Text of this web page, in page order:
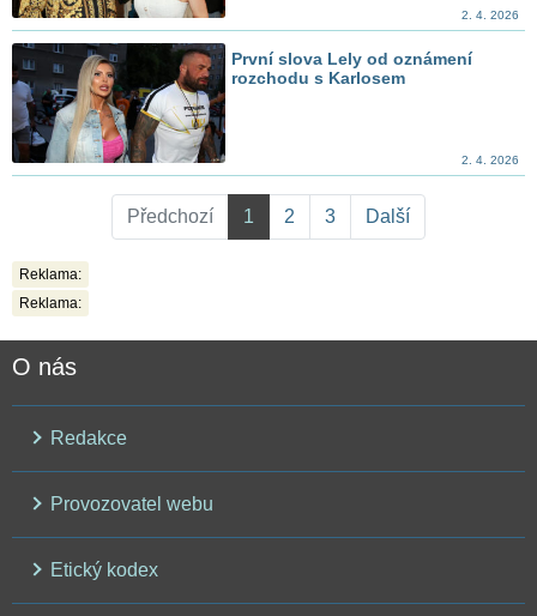
2. 4. 2026
První slova Lely od oznámení
rozchodu s Karlosem
2. 4. 2026
Předchozí 1 2 3 Další
Reklama:
Reklama:
O nás
Redakce
Provozovatel webu
Etický kodex